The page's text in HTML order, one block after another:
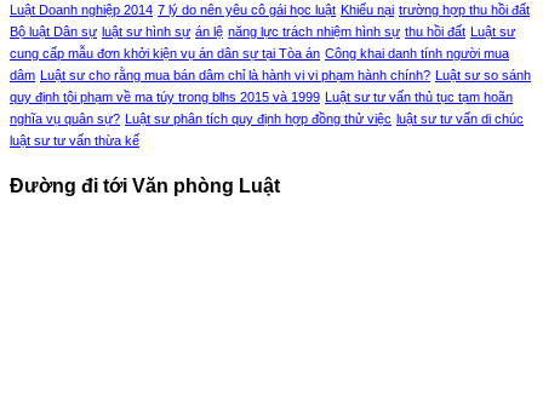
Luật Doanh nghiệp 2014 7 lý do nên yêu cô gái học luật Khiếu nại trường hợp thu hồi đất
Bộ luật Dân sự luật sư hình sự án lệ năng lực trách nhiệm hình sự thu hồi đất Luật sư
cung cấp mẫu đơn khởi kiện vụ án dân sự tại Tòa án Công khai danh tính người mua
dâm Luật sư cho rằng mua bán dâm chỉ là hành vi vi phạm hành chính? Luật sư so sánh
quy định tội phạm về ma túy trong blhs 2015 và 1999 Luật sư tư vấn thủ tục tạm hoãn
nghĩa vụ quân sự? Luật sư phân tích quy định hợp đồng thử việc luật sư tư vấn di chúc
luật sư tư vấn thừa kế
Đường đi tới Văn phòng Luật